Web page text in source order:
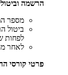
הרשמה
מספר
ביטול
לפחות
לאחר
פרטי קורסי